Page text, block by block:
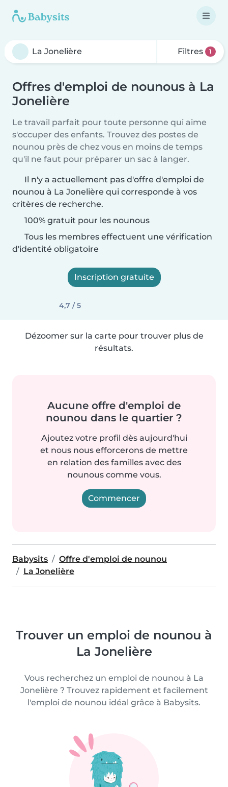
Filtres 1
Offres d'emploi de nounous à La
Jonelière
Le travail parfait pour toute personne qui aime
s'occuper des enfants. Trouvez des postes de
nounou près de chez vous en moins de temps
qu'il ne faut pour préparer un sac à langer.
Il n'y a actuellement pas d'offre d'emploi de
nounou à La Jonelière qui corresponde à vos
critères de recherche.
100% gratuit pour les nounous
Tous les membres effectuent une vérification
d'identité obligatoire
Inscription gratuite
4,7 / 5
Dézoomer sur la carte pour trouver plus de
résultats.
Aucune offre d'emploi de
nounou dans le quartier ?
Ajoutez votre profil dès aujourd'hui
et nous nous efforcerons de mettre
en relation des familles avec des
nounous comme vous.
Commencer
Babysits
Offre d'emploi de nounou
La Jonelière
Trouver un emploi de nounou à
La Jonelière
Vous recherchez un emploi de nounou à La
Jonelière ? Trouvez rapidement et facilement
l'emploi de nounou idéal grâce à Babysits.